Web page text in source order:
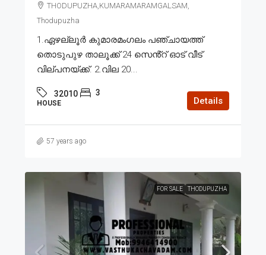
THODUPUZHA,KUMARAMARAMGALSAM,
Thodupuzha
1.ഏഴല്ലൂർ കുമാരമംഗലം പഞ്ചായത്ത്
തൊടുപുഴ താലൂക്ക് 24 സെൻ്റ് ഓട് വീട്
വില്പനയ്ക്ക്. 2.വില 20...
32010 3
HOUSE Details
57 years ago
FOR SALE THODUPUZHA